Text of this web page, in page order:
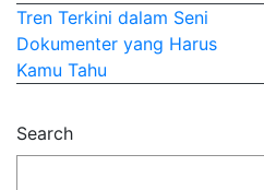
Post
navigation
Tren Terkini dalam Seni
Dokumenter yang Harus
Kamu Tahu
Search